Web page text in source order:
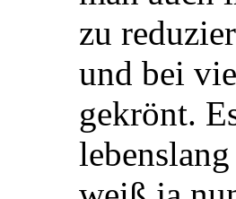
zu
und bei
gekrönt.